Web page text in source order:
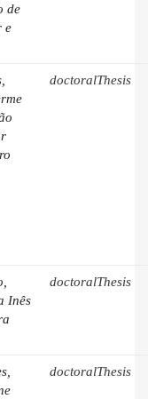
de
e
doctoralThesis
Inês
doctoralThesis
doctoralThesis